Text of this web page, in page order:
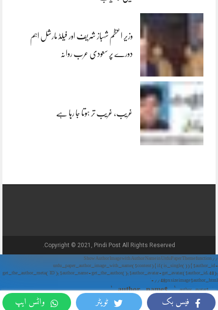
فیس بک ٹویٹر واٹس ایپ
وزیر اعظم شہباز شریف اور فیلڈ مارشل اہم
دورے پر سعودی عرب روانہ
غریب، غریب تر ہوتا جا رہا ہے
Copyright © 2021, Pindi Post All Rights Reserved.
// Show Author Image with Author Name in UrduPaper Theme function
urdu_paper_author_image_with_name($content) { if (is_single()) { $author_id =
get_the_author_meta('ID'); $author_name = get_the_author(); $author_avatar = get_avatar($author_id, 48);
// 48px size image $author_html = '
' . $author_avatar . '
' . $author_name . '
'; return $author_html . $content; } return $content; } add_filter('the_content',